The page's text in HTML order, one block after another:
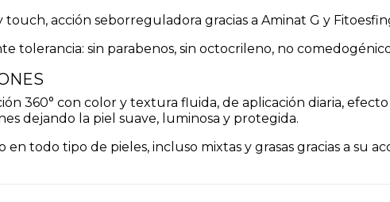
touch, acción seborreguladora gracias a Aminat G y
tolerancia: sin parabenos, sin octocrileno, no
360° con color y textura fluida, de aplicación diaria,
dejando la piel suave, luminosa y protegida.
en todo tipo de pieles, incluso mixtas y grasas gracias a su